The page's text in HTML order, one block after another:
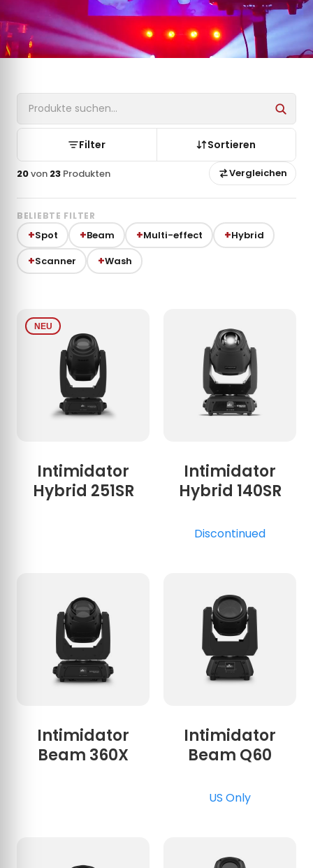
Filter Sortieren
20von 23 Produkten Vergleichen
BELIEBTE FILTER
Spot Beam Multi-effect
Hybrid
Scanner
Wash
Intimidator
Hybrid 251SR
NEU
Intimidator
Hybrid 140SR
Discontinued
Intimidator
Beam 360X
Intimidator
Beam Q60
US Only